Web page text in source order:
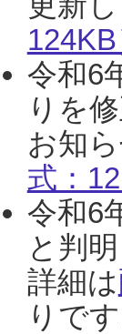
124KB
令和6
りを
お知
式：
令和6
と判
詳細は
りで